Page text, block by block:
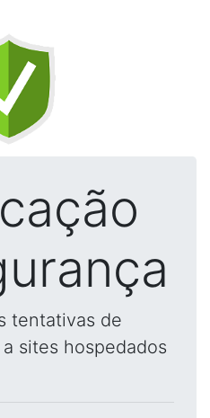
tentativas de
sites hospedados